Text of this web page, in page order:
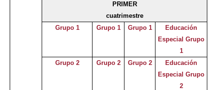
PRIMER
cuatrimestre
Grupo 1
Grupo 1 Grupo 1
Educación
Especial Grupo
1
Grupo 2
Grupo 2 Grupo 2
Educación
Especial Grupo
2